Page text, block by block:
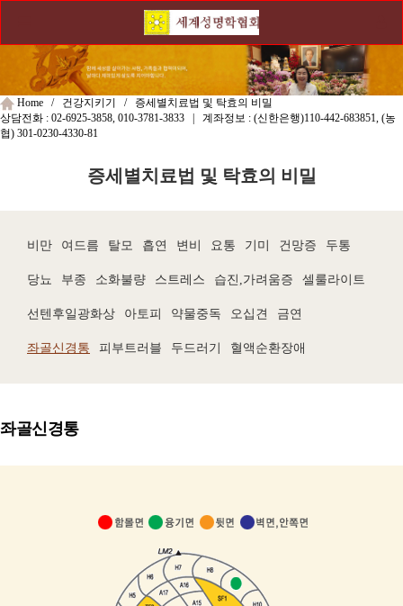
Home / 건강지키기 / 증세별치료법 및 탁효의 비밀
상담전화 : 02-6925-3858, 010-3781-3833 | 계좌정보 : (신한은행)110-442-683851, (농
협) 301-0230-4330-81
증세별치료법 및 탁효의 비밀
비만 여드름 탈모 흡연 변비 요통 기미 건망증 두통
당뇨 부종 소화불량 스트레스 습진,가려움증 셀룰라이트
선텐후일광화상 아토피 약물중독 오십견 금연
좌골신경통 피부트러블 두드러기 혈액순환장애
좌골신경통